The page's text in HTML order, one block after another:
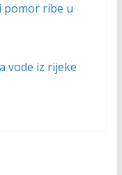
pomor ribe u
vode iz rijeke